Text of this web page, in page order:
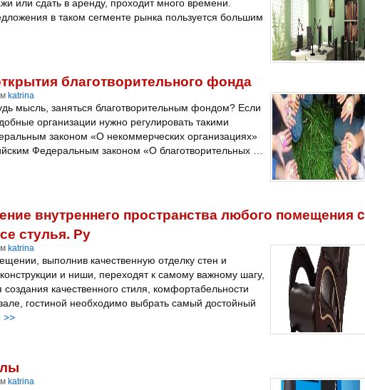
или сдать в аренду, проходит много времени.
в таком сегменте рынка пользуется большим
благотворительного фонда
katrina
мысль, заняться благотворительным фондом? Если
организации нужно регулировать такими
законом «О некоммерческих организациях»
Федеральным законом «О благотворительных …
внутреннего пространства любого помещения c
стулья. Ру
katrina
выполнив качественную отделку стен и
и ниши, переходят к самому важному шагу,
качественного стиля, комфортабельности
гостиной необходимо выбрать самый достойный
>>
katrina